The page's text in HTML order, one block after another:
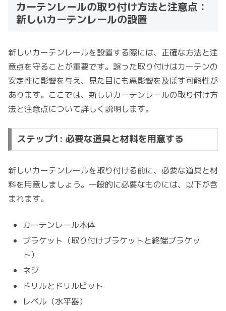
カーテンレールの取り付け方法と注意点：
新しいカーテンレールの設置
新しいカーテンレールを設置する際には、正確な方法と注
意点を守ることが重要です。誤った取り付けはカーテンの
安定性に影響を与え、見た目にも悪影響を及ぼす可能性が
あります。ここでは、新しいカーテンレールの取り付け方
法と注意点について詳しく説明します。
ステップ1: 必要な道具と材料を用意する
新しいカーテンレールを取り付ける前に、必要な道具と材
料を用意しましょう。一般的に必要なものには、以下が含
まれます。
カーテンレール本体
ブラケット（取り付けブラケットと終端ブラケッ
ト）
ネジ
ドリルとドリルビット
レベル（水平器）